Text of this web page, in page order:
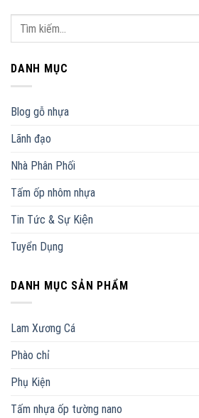
DANH MỤC
Blog gỗ nhựa
Lãnh đạo
Nhà Phân Phối
Tấm ốp nhôm nhựa
Tin Tức & Sự Kiện
Tuyển Dụng
DANH MỤC SẢN PHẨM
Lam Xương Cá
Phào chỉ
Phụ Kiện
Tấm nhựa ốp tường nano